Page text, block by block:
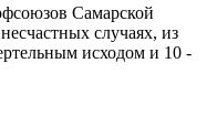
Самарской
случаях, из
исходом и 10 -